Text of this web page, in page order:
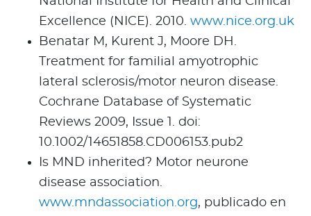
Excellence (NICE). 2010. www.nice.org.uk
Benatar M, Kurent J, Moore DH.
Treatment for familial amyotrophic
lateral sclerosis/motor neuron disease.
Cochrane Database of Systematic
Reviews 2009, Issue 1. doi:
10.1002/14651858.CD006153.pub2
Is MND inherited? Motor neurone
disease association.
www.mndassociation.org, publicado en